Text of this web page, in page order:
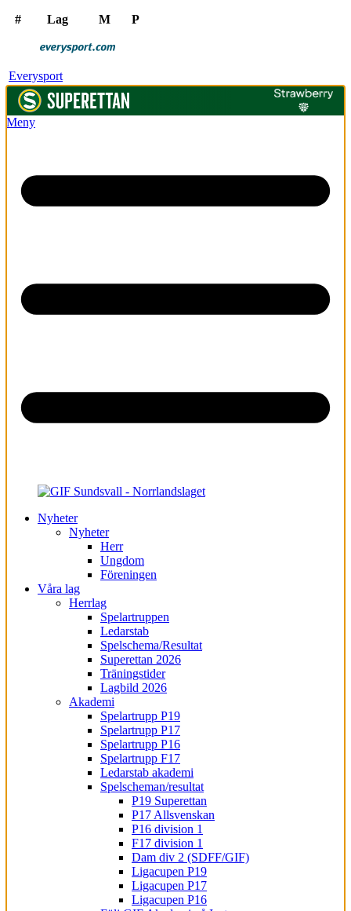
# Lag M P
Everysport
Meny
Nyheter
Nyheter
Herr
Ungdom
Föreningen
Våra lag
Herrlag
Spelartruppen
Ledarstab
Spelschema/Resultat
Superettan 2026
Träningstider
Lagbild 2026
Akademi
Spelartrupp P19
Spelartrupp P17
Spelartrupp P16
Spelartrupp F17
Ledarstab akademi
Spelscheman/resultat
P19 Superettan
P17 Allsvenskan
P16 division 1
F17 division 1
Dam div 2 (SDFF/GIF)
Ligacupen P19
Ligacupen P17
Ligacupen P16